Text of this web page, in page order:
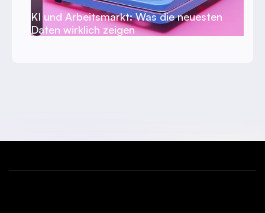
KI und Arbeitsmarkt: Was die neuesten
Daten wirklich zeigen